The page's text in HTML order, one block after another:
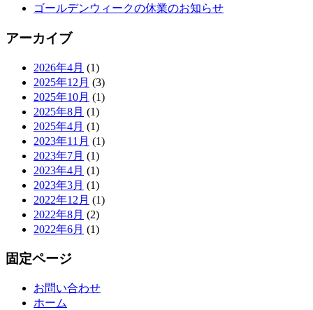
ゴールデンウィークの休業のお知らせ
アーカイブ
2026年4月 (1)
2025年12月 (3)
2025年10月 (1)
2025年8月 (1)
2025年4月 (1)
2023年11月 (1)
2023年7月 (1)
2023年4月 (1)
2023年3月 (1)
2022年12月 (1)
2022年8月 (2)
2022年6月 (1)
固定ページ
お問い合わせ
ホーム